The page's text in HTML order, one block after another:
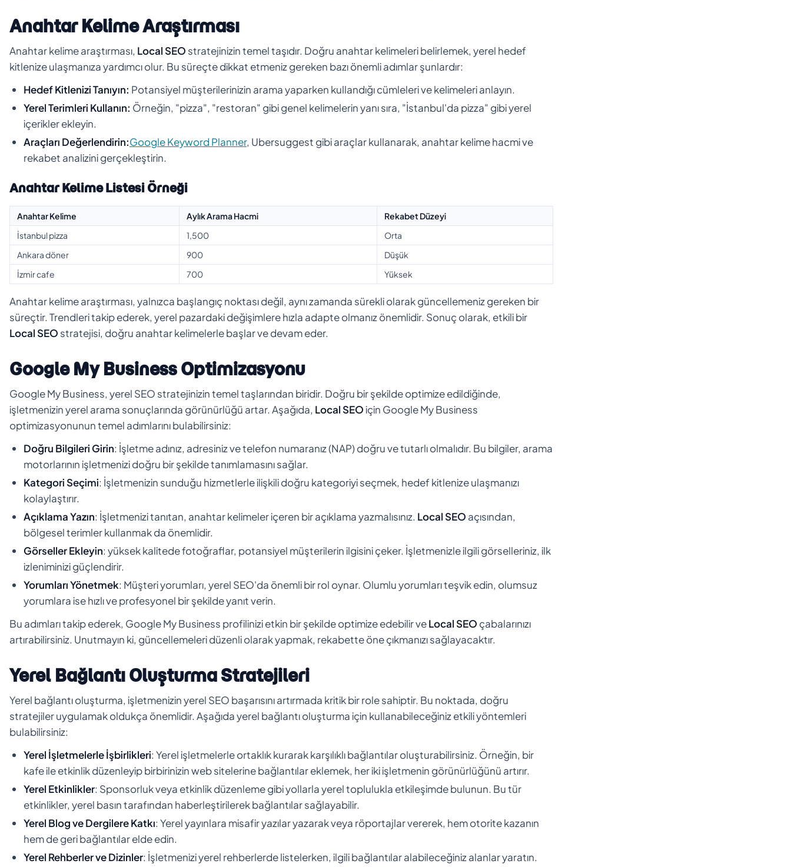
Anahtar Kelime Araştırması
Anahtar kelime araştırması, Local SEO stratejinizin temel taşıdır. Doğru anahtar kelimeleri belirlemek, yerel hedef
kitlenize ulaşmanıza yardımcı olur. Bu süreçte dikkat etmeniz gereken bazı önemli adımlar şunlardır:
Hedef Kitlenizi Tanıyın: Potansiyel müşterilerinizin arama yaparken kullandığı cümleleri ve kelimeleri anlayın.
Yerel Terimleri Kullanın: Örneğin, "pizza", "restoran" gibi genel kelimelerin yanı sıra, "İstanbul'da pizza" gibi yerel
içerikler ekleyin.
Araçları Değerlendirin:Google Keyword Planner, Ubersuggest gibi araçlar kullanarak, anahtar kelime hacmi ve
rekabet analizini gerçekleştirin.
Anahtar Kelime Listesi Örneği
Anahtar Kelime Aylık Arama Hacmi
Rekabet Düzeyi
İstanbul pizza
1,500
Orta
Ankara döner
900
Düşük
İzmir cafe
700 Yüksek
Anahtar kelime araştırması, yalnızca başlangıç noktası değil, aynı zamanda sürekli olarak güncellemeniz gereken bir
süreçtir. Trendleri takip ederek, yerel pazardaki değişimlere hızla adapte olmanız önemlidir. Sonuç olarak, etkili bir
Local SEO stratejisi, doğru anahtar kelimelerle başlar ve devam eder.
Google My Business Optimizasyonu
Google My Business, yerel SEO stratejinizin temel taşlarından biridir. Doğru bir şekilde optimize edildiğinde,
işletmenizin yerel arama sonuçlarında görünürlüğü artar. Aşağıda, Local SEOiçin Google My Business
optimizasyonunun temel adımlarını bulabilirsiniz:
Doğru Bilgileri Girin: İşletme adınız, adresiniz ve telefon numaranız (NAP) doğru ve tutarlı olmalıdır. Bu bilgiler, arama
motorlarının işletmenizi doğru bir şekilde tanımlamasını sağlar.
Kategori Seçimi: İşletmenizin sunduğu hizmetlerle ilişkili doğru kategoriyi seçmek, hedef kitlenize ulaşmanızı
kolaylaştırır.
Açıklama Yazın: İşletmenizi tanıtan, anahtar kelimeler içeren bir açıklama yazmalısınız. Local SEO açısından,
bölgesel terimler kullanmak da önemlidir.
Görseller Ekleyin: yüksek kalitede fotoğraflar, potansiyel müşterilerin ilgisini çeker. İşletmenizle ilgili görselleriniz, ilk
izleniminizi güçlendirir.
Yorumları Yönetmek: Müşteri yorumları, yerel SEO'da önemli bir rol oynar. Olumlu yorumları teşvik edin, olumsuz
yorumlara ise hızlı ve profesyonel bir şekilde yanıt verin.
Bu adımları takip ederek, Google My Business profilinizi etkin bir şekilde optimize edebilir veLocal SEO çabalarınızı
artırabilirsiniz. Unutmayın ki, güncellemeleri düzenli olarak yapmak, rekabette öne çıkmanızı sağlayacaktır.
Yerel Bağlantı Oluşturma Stratejileri
Yerel bağlantı oluşturma, işletmenizin yerel SEO başarısını artırmada kritik bir role sahiptir. Bu noktada, doğru
stratejiler uygulamak oldukça önemlidir. Aşağıda yerel bağlantı oluşturma için kullanabileceğiniz etkili yöntemleri
bulabilirsiniz:
Yerel İşletmelerle İşbirlikleri: Yerel işletmelerle ortaklık kurarak karşılıklı bağlantılar oluşturabilirsiniz. Örneğin, bir
kafe ile etkinlik düzenleyip birbirinizin web sitelerine bağlantılar eklemek, her iki işletmenin görünürlüğünü artırır.
Yerel Etkinlikler: Sponsorluk veya etkinlik düzenleme gibi yollarla yerel toplulukla etkileşimde bulunun. Bu tür
etkinlikler, yerel basın tarafından haberleştirilerek bağlantılar sağlayabilir.
Yerel Blog ve Dergilere Katkı: Yerel yayınlara misafir yazılar yazarak veya röportajlar vererek, hem otorite kazanın
hem de geri bağlantılar elde edin.
Yerel Rehberler ve Dizinler: İşletmenizi yerel rehberlerde listelerken, ilgili bağlantılar alabileceğiniz alanlar yaratın.